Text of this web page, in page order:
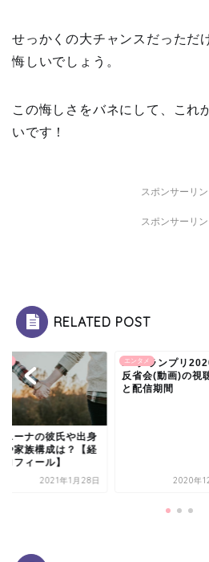
せっかくの大チャンスだっただ
悔しいでしょう。
この悔しさをバネにして、これ
いです！
スポンサーリン
スポンサーリン
RELATED POST
ニーナの彼氏や出身
や家族構成は？【経
ロフィール】
2021年1月28日
エンタメ
M1グランプリ
反省会(動画)の視
と配信期間
2020年